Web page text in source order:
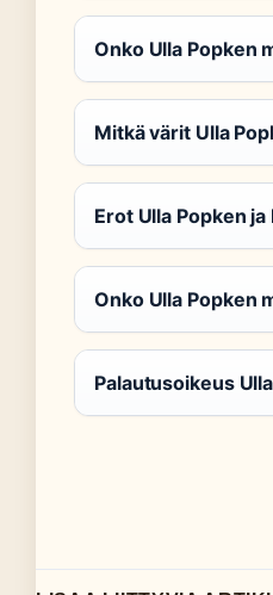
Onko Ulla Popken
Mitkä värit Ulla
Erot Ulla Popken
Onko Ulla Popken
Palautusoikeus